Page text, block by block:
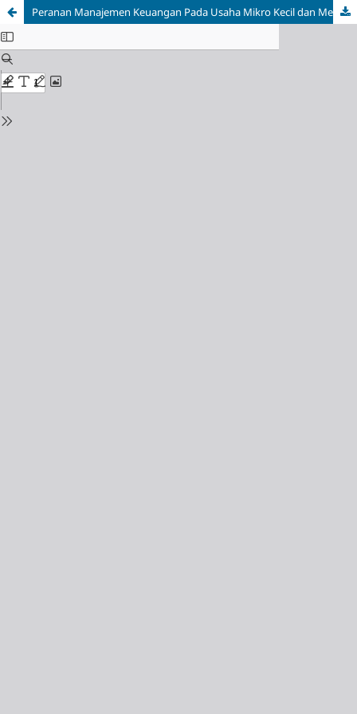
Peranan Manajemen Keuangan Pada Usaha Mikro Kecil dan Menengah (UMKM) Makanan Kota Makassar Untuk Mengembangkan Bisnis